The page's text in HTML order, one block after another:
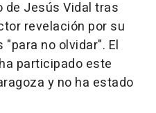
de Jesús Vidal tras
revelación por su
no olvidar". El
participado este
y no ha estado